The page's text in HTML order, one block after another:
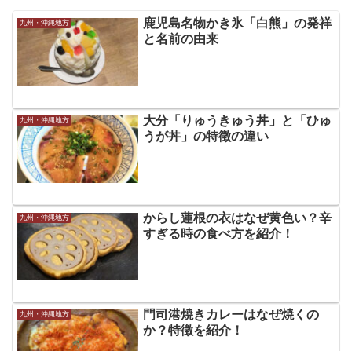
九州・沖縄地方
鹿児島名物かき氷「白熊」の発祥
と名前の由来
九州・沖縄地方
大分「りゅうきゅう丼」と「ひゅ
うが丼」の特徴の違い
九州・沖縄地方
からし蓮根の衣はなぜ黄色い？辛
すぎる時の食べ方を紹介！
九州・沖縄地方
門司港焼きカレーはなぜ焼くの
か？特徴を紹介！